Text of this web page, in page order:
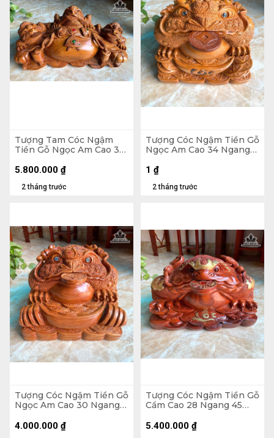
Tượng Tam Cóc Ngậm
Tiền Gỗ Ngọc Am Cao 31
24kg
2 tháng trước
5.800.000 ₫
Tượng Cóc Ngậm Tiền Gỗ
Ngọc Am Cao 34 Ngang
2 tháng trước
1 ₫
Tượng Cóc Ngậm Tiền Gỗ
Ngọc Am Cao 30 Ngang
4.000.000 ₫
Tượng Cóc Ngậm Tiền Gỗ
Cẩm Cao 28 Ngang 45
5.400.000 ₫